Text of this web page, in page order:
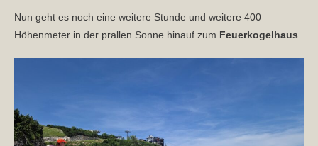
Nun geht es noch eine weitere Stunde und weitere 400
Höhenmeter in der prallen Sonne hinauf zum Feuerkogelhaus.